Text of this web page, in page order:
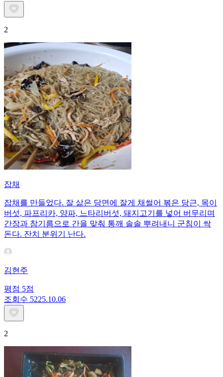
2
잡채
잡채를 만들었다. 잘 삶은 당면에 잘게 채썰어 볶은 당근, 목이
버섯, 파프리카, 양파, 느타리버섯, 돼지고기를 넣어 버무리며
간장과 참기름으로 간을 맞춰 통깨 솔솔 뿌려내니 군침이 싹
돈다. 잔치 분위기 난다.
김현주
평점 5점
조회수 5225.10.06
2